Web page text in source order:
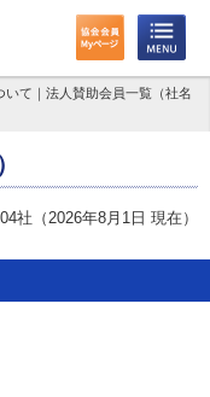
いて｜法人賛助会員一覧（社名
社（2026年8月1日 現在）